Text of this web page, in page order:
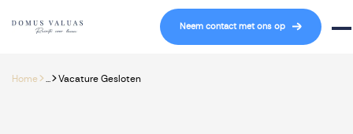
Navigatie overslaan
Neem contact met ons op
Home> >Vacature Gesloten